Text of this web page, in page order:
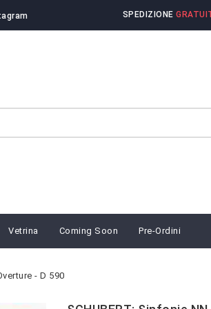
SPEDIZIONE
Vetrina Coming Soon Pre-Ordini
- D 590